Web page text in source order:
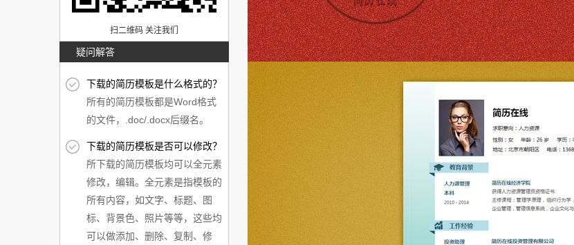
扫二维码 关注我们
疑问解答
下载的简历模板是什么格式的？
所有的简历模板都是Word格式
的文件，.doc/.docx后缀名。
下载的简历模板是否可以修改？
所下载的简历模板均可以全元素
修改，编辑。全元素是指模板的
所有内容，如文字、标题、图
标、背景色、照片等等，这些均
可以做添加、删除、复制、修